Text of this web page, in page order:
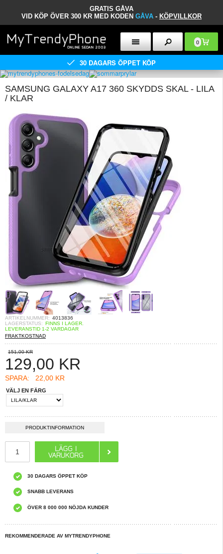
GRATIS GÅVA
VID KÖP ÖVER 300 KR MED KODEN GÅVA - KÖPVILLKOR
0
30 DAGARS ÖPPET KÖP
SAMSUNG GALAXY A17 360 SKYDDS SKAL - LILA
/ KLAR
ARTIKELNUMMER: 4013836
LAGERSTATUS: FINNS I LAGER.
LEVERANSTID 1-2 VARDAGAR
FRAKTKOSTNAD
151,00 KR
129,00 KR
SPARA: 22,00 KR
VÄLJ EN FÄRG
PRODUKTINFORMATION
30 DAGARS ÖPPET KÖP
SNABB LEVERANS
ÖVER 8 000 000 NÖJDA KUNDER
REKOMMENDERADE AV MYTRENDYPHONE